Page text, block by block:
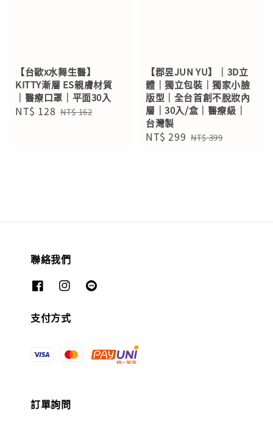
【台歐x水舞生醫】
KITTY漸層 ES親膚材質
｜醫療口罩｜平面30入
Sale
NT$ 128 Regular
NT$ 162
【郡昱JUN YU】｜3D立
體｜獨立包裝｜獨家小臉
版型｜全台首創不脫妝內
層｜30入/盒｜醫療級｜
台灣製
Sale
NT$ 299 Regular
NT$ 399
聯絡我們
支付方式
訂單詢問